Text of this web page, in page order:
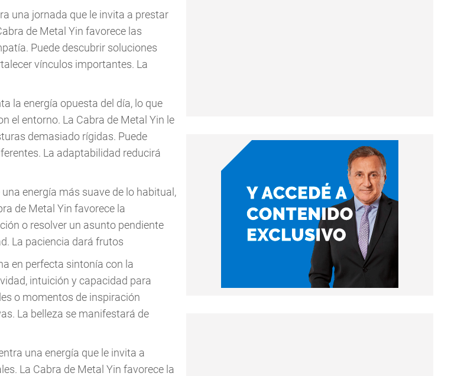
una jornada que le invita a prestar
de Metal Yin favorece las
Puede descubrir soluciones
vínculos importantes. La
la energía opuesta del día, lo que
el entorno. La Cabra de Metal Yin le
demasiado rígidas. Puede
La adaptabilidad reducirá
una energía más suave de lo habitual,
de Metal Yin favorece la
o resolver un asunto pendiente
La paciencia dará frutos
en perfecta sintonía con la
intuición y capacidad para
o momentos de inspiración
La belleza se manifestará de
una energía que le invita a
La Cabra de Metal Yin favorece la